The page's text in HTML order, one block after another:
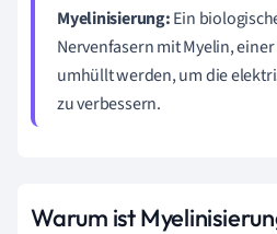
Myelinisierung:Ein
Nervenfasern mit Myelin,
umhüllt werden, um die
zu verbessern.
Warum ist